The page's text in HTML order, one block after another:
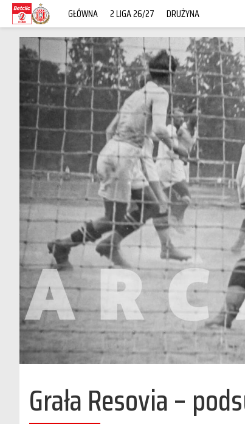
GŁÓWNA 2 LIGA 26/27 DRUŻYNA
Grała Resovia –